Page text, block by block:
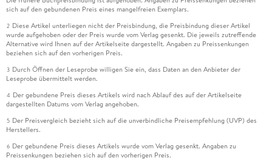
sich auf den gebundenen Preis eines mangelfreien Exemplars.
2 Diese Artikel unterliegen nicht der Preisbindung, die Preisbindung dieser Artikel
wurde aufgehoben oder der Preis wurde vom Verlag gesenkt. Die jeweils zutreffende
Alternative wird Ihnen auf der Artikelseite dargestellt. Angaben zu Preissenkungen
beziehen sich auf den vorherigen Preis.
3 Durch Öffnen der Leseprobe willigen Sie ein, dass Daten an den Anbieter der
Leseprobe übermittelt werden.
4 Der gebundene Preis dieses Artikels wird nach Ablauf des auf der Artikelseite
dargestellten Datums vom Verlag angehoben.
5 Der Preisvergleich bezieht sich auf die unverbindliche Preisempfehlung (UVP) des
Herstellers.
6 Der gebundene Preis dieses Artikels wurde vom Verlag gesenkt. Angaben zu
Preissenkungen beziehen sich auf den vorherigen Preis.